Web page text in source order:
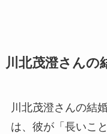
川北茂澄さんの
川北茂澄さんの結
は、彼が「長いこ